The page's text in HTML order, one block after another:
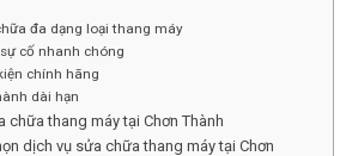
đa dạng loại thang máy
cố nhanh chóng
chính hãng
dài hạn
chữa thang máy tại Chơn Thành
dịch vụ sửa chữa thang máy tại Chơn